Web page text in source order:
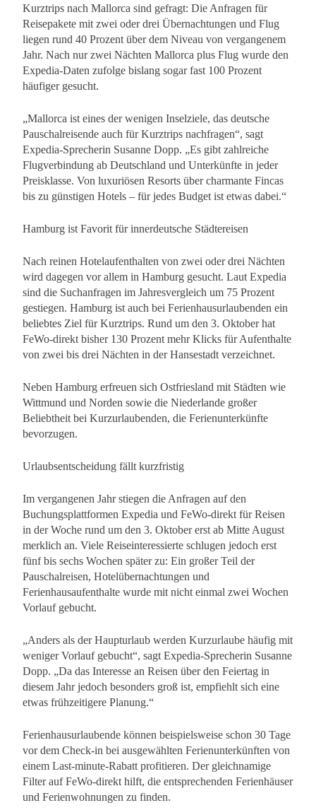
Kurztrips nach Mallorca sind gefragt: Die Anfragen für
Reisepakete mit zwei oder drei Übernachtungen und Flug
liegen rund 40 Prozent über dem Niveau von vergangenem
Jahr. Nach nur zwei Nächten Mallorca plus Flug wurde den
Expedia-Daten zufolge bislang sogar fast 100 Prozent
häufiger gesucht.
„Mallorca ist eines der wenigen Inselziele, das deutsche
Pauschalreisende auch für Kurztrips nachfragen“, sagt
Expedia-Sprecherin Susanne Dopp. „Es gibt zahlreiche
Flugverbindung ab Deutschland und Unterkünfte in jeder
Preisklasse. Von luxuriösen Resorts über charmante Fincas
bis zu günstigen Hotels – für jedes Budget ist etwas dabei.“
Hamburg ist Favorit für innerdeutsche Städtereisen
Nach reinen Hotelaufenthalten von zwei oder drei Nächten
wird dagegen vor allem in Hamburg gesucht. Laut Expedia
sind die Suchanfragen im Jahresvergleich um 75 Prozent
gestiegen. Hamburg ist auch bei Ferienhausurlaubenden ein
beliebtes Ziel für Kurztrips. Rund um den 3. Oktober hat
FeWo-direkt bisher 130 Prozent mehr Klicks für Aufenthalte
von zwei bis drei Nächten in der Hansestadt verzeichnet.
Neben Hamburg erfreuen sich Ostfriesland mit Städten wie
Wittmund und Norden sowie die Niederlande großer
Beliebtheit bei Kurzurlaubenden, die Ferienunterkünfte
bevorzugen.
Urlaubsentscheidung fällt kurzfristig
Im vergangenen Jahr stiegen die Anfragen auf den
Buchungsplattformen Expedia und FeWo-direkt für Reisen
in der Woche rund um den 3. Oktober erst ab Mitte August
merklich an. Viele Reiseinteressierte schlugen jedoch erst
fünf bis sechs Wochen später zu: Ein großer Teil der
Pauschalreisen, Hotelübernachtungen und
Ferienhausaufenthalte wurde mit nicht einmal zwei Wochen
Vorlauf gebucht.
„Anders als der Haupturlaub werden Kurzurlaube häufig mit
weniger Vorlauf gebucht“, sagt Expedia-Sprecherin Susanne
Dopp. „Da das Interesse an Reisen über den Feiertag in
diesem Jahr jedoch besonders groß ist, empfiehlt sich eine
etwas frühzeitigere Planung.“
Ferienhausurlaubende können beispielsweise schon 30 Tage
vor dem Check-in bei ausgewählten Ferienunterkünften von
einem Last-minute-Rabatt profitieren. Der gleichnamige
Filter auf FeWo-direkt hilft, die entsprechenden Ferienhäuser
und Ferienwohnungen zu finden.